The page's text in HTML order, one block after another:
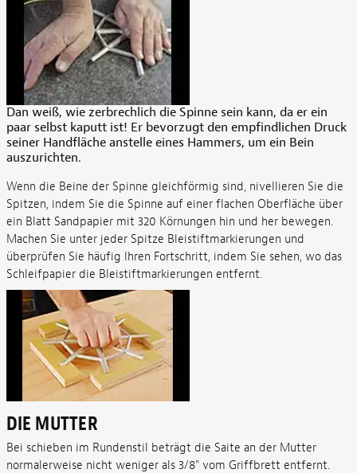
Dan weiß, wie zerbrechlich die Spinne sein kann, da er ein
paar selbst kaputt ist! Er bevorzugt den empfindlichen Druck
seiner Handfläche anstelle eines Hammers, um ein Bein
auszurichten.
Wenn die Beine der Spinne gleichförmig sind, nivellieren Sie die
Spitzen, indem Sie die Spinne auf einer flachen Oberfläche über
ein Blatt Sandpapier mit 320 Körnungen hin und her bewegen.
Machen Sie unter jeder Spitze Bleistiftmarkierungen und
überprüfen Sie häufig Ihren Fortschritt, indem Sie sehen, wo das
Schleifpapier die Bleistiftmarkierungen entfernt.
DIE MUTTER
Bei schieben im Rundenstil beträgt die Saite an der Mutter
normalerweise nicht weniger als 3/8" vom Griffbrett entfernt.